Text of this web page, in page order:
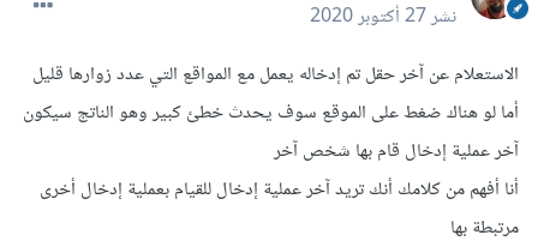
نشر27 أكتوبر 2020
الاستعلام عن آخر حقل تم إدخاله يعمل مع المواقع التي عدد زوارها قليل
أما لو هناك ضغط على الموقع سوف يحدث خطئ كبير وهو الناتج سيكون
آخر عملية إدخال قام بها شخص آخر
أنا أفهم من كلامك أنك تريد آخر عملية إدخال للقيام بعملية إدخال أخرى
مرتبطة بها